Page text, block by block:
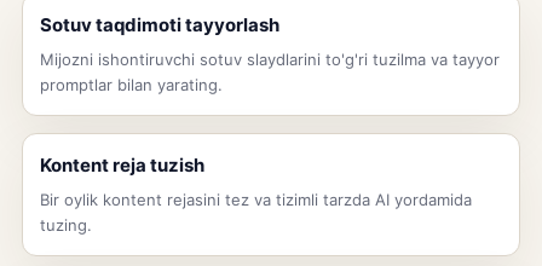
Sotuv taqdimoti tayyorlash
Mijozni ishontiruvchi sotuv slaydlarini to'g'ri tuzilma va tayyor
promptlar bilan yarating.
Kontent reja tuzish
Bir oylik kontent rejasini tez va tizimli tarzda AI yordamida
tuzing.